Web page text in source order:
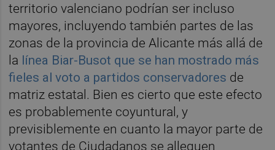
territorio valenciano podrían ser incluso
mayores, incluyendo también partes de las
zonas de la provincia de Alicante más allá de
la línea Biar-Busot que se han mostrado más
fieles al voto a partidos conservadores de
matriz estatal. Bien es cierto que este efecto
es probablemente coyuntural, y
previsiblemente en cuanto la mayor parte de
votantes de Ciudadanos se alleguen